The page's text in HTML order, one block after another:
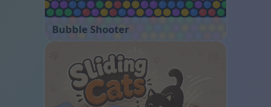
Bubble Shooter